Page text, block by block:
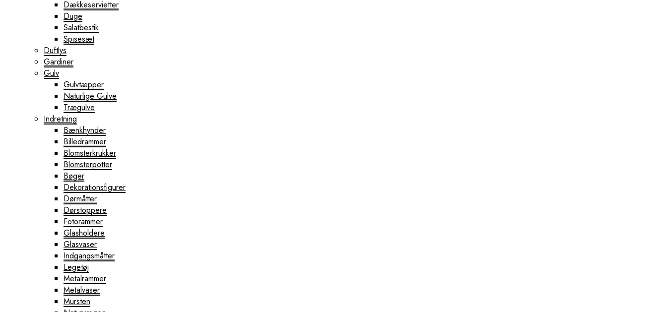
Dækkeservietter
Duge
Salatbestik
Spisesæt
Duftlys
Gardiner
Gulv
Gulvtæpper
Naturlige Gulve
Trægulve
Indretning
Bænkhynder
Billedrammer
Blomsterkrukker
Blomsterpotter
Bøger
Dekorationsfigurer
Dørmåtter
Dørstoppere
Fotorammer
Glasholdere
Glasvaser
Indgangsmåtter
Legetøj
Metalrammer
Metalvaser
Mursten